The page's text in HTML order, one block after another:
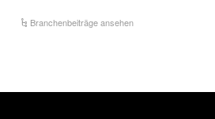
Branchenbeiträge ansehen